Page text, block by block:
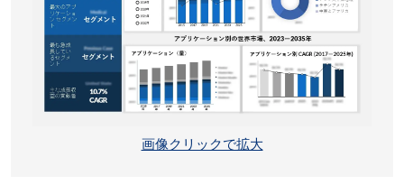
画像クリックで拡大